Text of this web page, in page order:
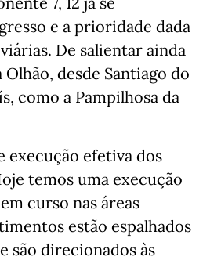
e a prioridade dada
De salientar ainda
desde Santiago do
como a Pampilhosa da
execução efetiva dos
temos uma execução
curso nas áreas
estão espalhados
são direcionados às